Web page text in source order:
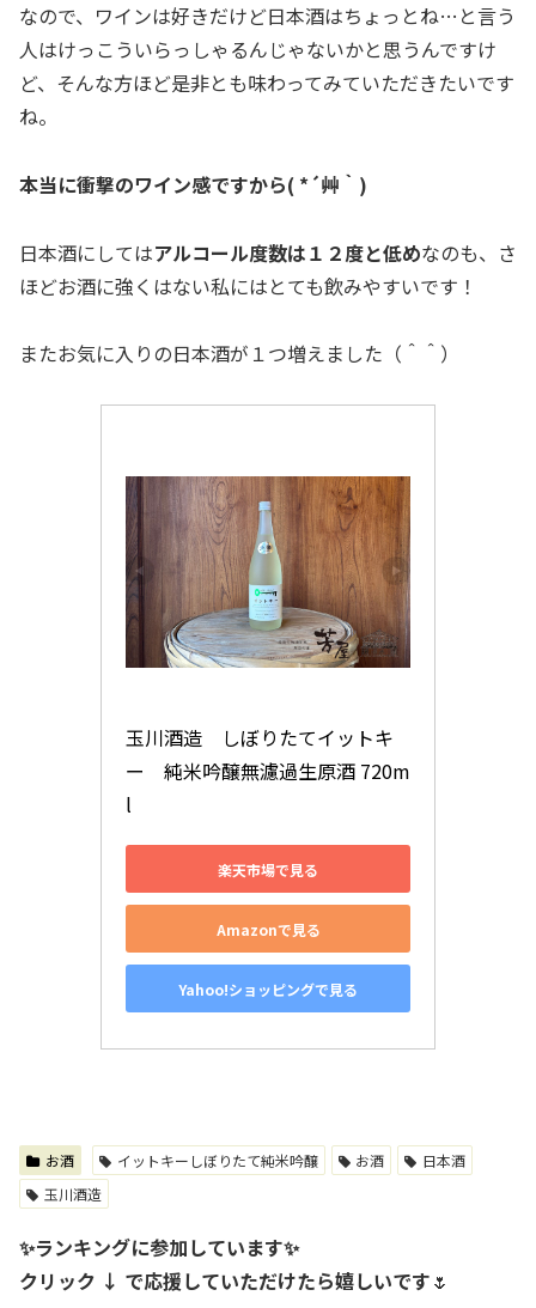
なので、ワインは好きだけど日本酒はちょっとね…と言う
人はけっこういらっしゃるんじゃないかと思うんですけ
ど、そんな方ほど是非とも味わってみていただきたいです
ね。
本当に衝撃のワイン感ですから( *´艸｀)
日本酒にしてはアルコール度数は１２度と低めなのも、さ
ほどお酒に強くはない私にはとても飲みやすいです！
またお気に入りの日本酒が１つ増えました（＾＾）
玉川酒造　しぼりたてイットキ
ー　純米吟醸無濾過生原酒 720m
l
楽天市場で見る
Amazonで見る
Yahoo!ショッピングで見る
お酒 イットキーしぼりたて純米吟醸 お酒
日本酒
玉川酒造
✨ランキングに参加しています✨
クリック ↓ で応援していただけたら嬉しいです🌷